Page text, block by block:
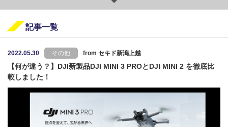
記事一覧
2022.05.30 その他 from セキド新潟上越
【何が違う？】DJI新製品DJI MINI 3 PROとDJI MINI 2 を徹底比
較しました！